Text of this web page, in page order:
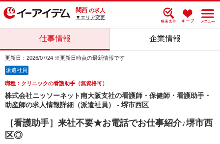
関西 の求人
▼エリア変更
仕事情報 企業情報
更新日：2026/07/24 ※更新日時点の最新情報です
派遣社員
職種：クリニックの看護助手（無資格可）
株式会社ニッソーネット南大阪支社の看護師・保健師・看護助手・
助産師の求人情報詳細（派遣社員） - 堺市西区
［看護助手］来社不要★お電話でお仕事紹介♪堺市西
区◎